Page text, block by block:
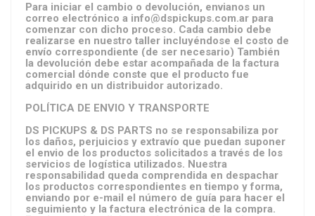
Para iniciar el cambio o devolución, envianos un
correo electrónico a info@dspickups.com.ar para
comenzar con dicho proceso. Cada cambio debe
realizarse en nuestro taller incluyéndose el costo de
envío correspondiente (de ser necesario) También
la devolución debe estar acompañada de la factura
comercial dónde conste que el producto fue
adquirido en un distribuidor autorizado.
POLÍTICA DE ENVIO Y TRANSPORTE
DS PICKUPS & DS PARTS no se responsabiliza por
los daños, perjuicios y extravío que puedan suponer
el envio de los productos solicitados a través de los
servicios de logística utilizados. Nuestra
responsabilidad queda comprendida en despachar
los productos correspondientes en tiempo y forma,
enviando por e-mail el número de guía para hacer el
seguimiento y la factura electrónica de la compra.